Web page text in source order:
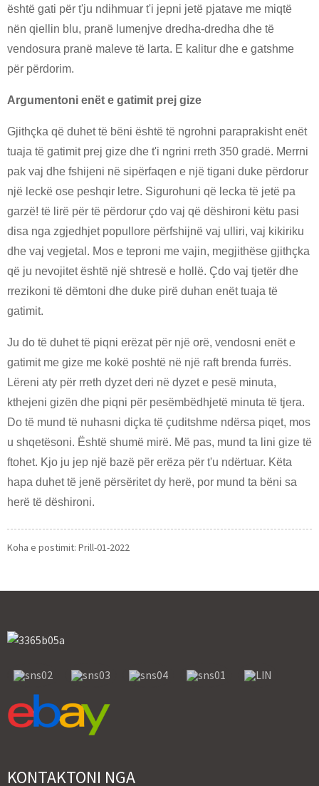
është gati për t'ju ndihmuar t'i jepni jetë pjatave me miqtë
nën qiellin blu, pranë lumenjve dredha-dredha dhe të
vendosura pranë maleve të larta. E kalitur dhe e gatshme
për përdorim.
Argumentoni enët e gatimit prej gize
Gjithçka që duhet të bëni është të ngrohni paraprakisht enët
tuaja të gatimit prej gize dhe t'i ngrini rreth 350 gradë. Merrni
pak vaj dhe fshijeni në sipërfaqen e një tigani duke përdorur
një leckë ose peshqir letre. Sigurohuni që lecka të jetë pa
garzë! të lirë për të përdorur çdo vaj që dëshironi këtu pasi
disa nga zgjedhjet popullore përfshijnë vaj ulliri, vaj kikiriku
dhe vaj vegjetal. Mos e teproni me vajin, megjithëse gjithçka
që ju nevojitet është një shtresë e hollë. Çdo vaj tjetër dhe
rrezikoni të dëmtoni dhe duke pirë duhan enët tuaja të
gatimit.
Ju do të duhet të piqni erëzat për një orë, vendosni enët e
gatimit me gize me kokë poshtë në një raft brenda furrës.
Lëreni aty për rreth dyzet deri në dyzet e pesë minuta,
kthejeni gizën dhe piqni për pesëmbëdhjetë minuta të tjera.
Do të mund të nuhasni diçka të çuditshme ndërsa piqet, mos
u shqetësoni. Është shumë mirë. Më pas, mund ta lini gize të
ftohet. Kjo ju jep një bazë për erëza për t'u ndërtuar. Këta
hapa duhet të jenë përsëritet dy herë, por mund ta bëni sa
herë të dëshironi.
Koha e postimit: Prill-01-2022
KONTAKTONI NGA